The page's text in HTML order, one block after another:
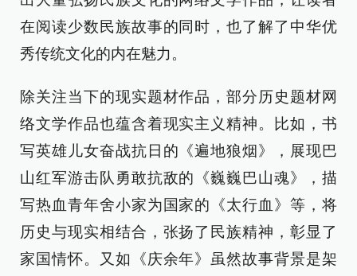
在阅读少数民族故事的同时，也了解了中华优
秀传统文化的内在魅力。
除关注当下的现实题材作品，部分历史题材网
络文学作品也蕴含着现实主义精神。比如，书
写英雄儿女奋战抗日的《遍地狼烟》，展现巴
山红军游击队勇敢抗敌的《巍巍巴山魂》，描
写热血青年舍小家为国家的《太行血》等，将
历史与现实相结合，张扬了民族精神，彰显了
家国情怀。又如《庆余年》虽然故事背景是架